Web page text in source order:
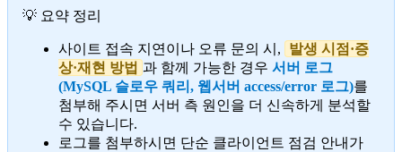
💡 요약 정리
사이트 접속 지연이나 오류 문의 시,
발생 시점·증
상·재현 방법 과 함께 가능한 경우 서버 로그
(MySQL 슬로우 쿼리, 웹서버 access/error 로그)를
첨부해 주시면 서버 측 원인을 더 신속하게 분석할
수 있습니다.
로그를 첨부하시면 단순 클라이언트 점검 안내가